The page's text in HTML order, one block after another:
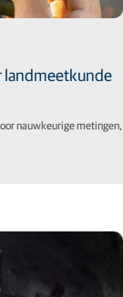
landmeetkunde
nauwkeurige metingen,